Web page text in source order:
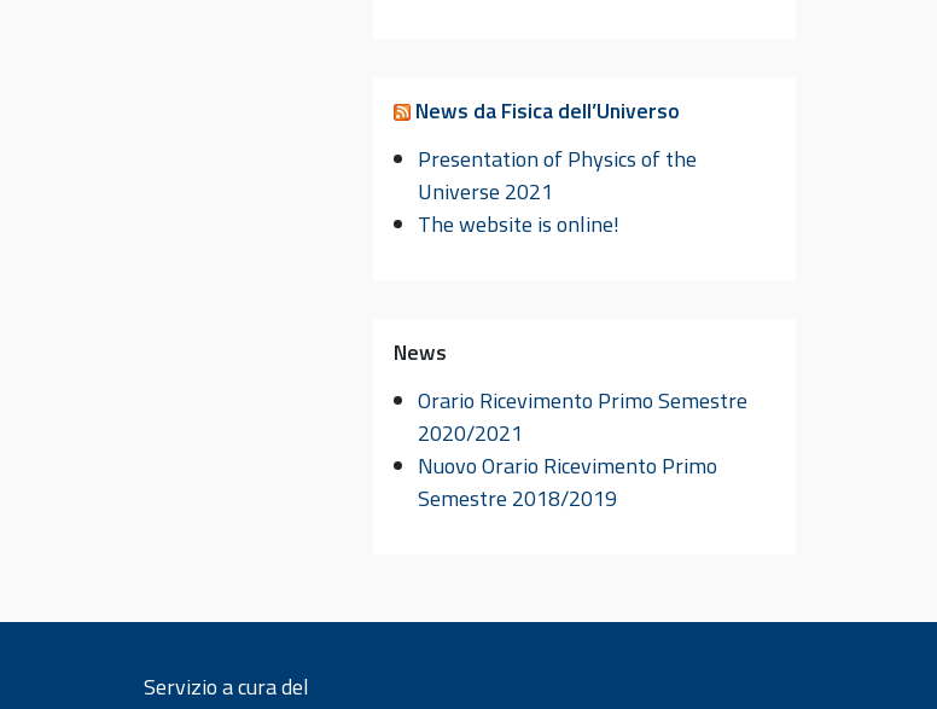
News da Fisica dell’Universo
Presentation of Physics of the
Universe 2021
The website is online!
News
Orario Ricevimento Primo Semestre
2020/2021
Nuovo Orario Ricevimento Primo
Semestre 2018/2019
Servizio a cura del